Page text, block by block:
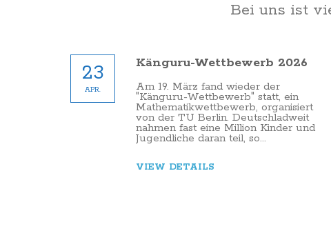
Bei uns ist
23
APR.
Känguru-Wettbewerb 2026
Am 19. März fand wieder der
"Känguru-Wettbewerb" statt, ein
Mathematikwettbewerb, organisiert
von der TU Berlin. Deutschladweit
nahmen fast eine Million Kinder und
Jugendliche daran teil, so...
VIEW DETAILS